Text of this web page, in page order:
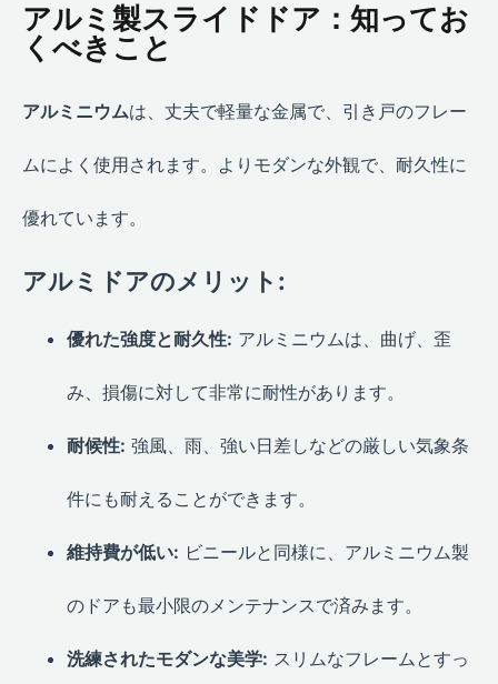
アルミ製スライドドア：知ってお
くべきこと
アルミニウムは、丈夫で軽量な金属で、引き戸のフレー
ムによく使用されます。よりモダンな外観で、耐久性に
優れています。
アルミドアのメリット:
優れた強度と耐久性: アルミニウムは、曲げ、歪
み、損傷に対して非常に耐性があります。
耐候性: 強風、雨、強い日差しなどの厳しい気象条
件にも耐えることができます。
維持費が低い: ビニールと同様に、アルミニウム製
のドアも最小限のメンテナンスで済みます。
洗練されたモダンな美学: スリムなフレームとすっ